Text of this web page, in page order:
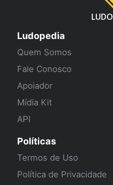
LUDO
Ludopedia
Quem Somos
Fale Conosco
Apoiador
Mídia Kit
API
Políticas
Termos de Uso
Política de Privacidade